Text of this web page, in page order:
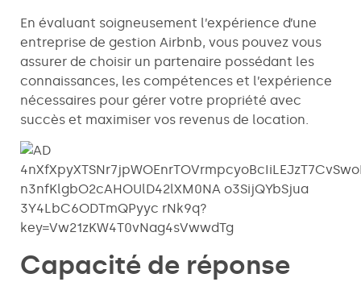
En évaluant soigneusement l’expérience d’une
entreprise de gestion Airbnb, vous pouvez vous
assurer de choisir un partenaire possédant les
connaissances, les compétences et l’expérience
nécessaires pour gérer votre propriété avec
succès et maximiser vos revenus de location.
Capacité de réponse